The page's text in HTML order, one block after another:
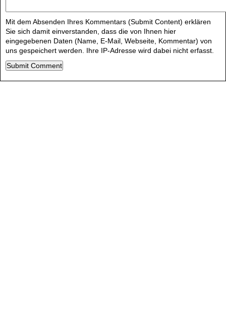
Mit dem Absenden Ihres Kommentars (Submit Content) erklären
Sie sich damit einverstanden, dass die von Ihnen hier
eingegebenen Daten (Name, E-Mail, Webseite, Kommentar) von
uns gespeichert werden. Ihre IP-Adresse wird dabei nicht erfasst.